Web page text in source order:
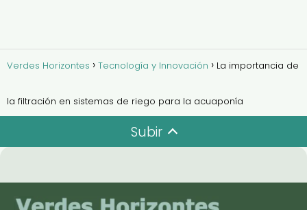
Verdes Horizontes Tecnología y Innovación La importancia de
la filtración en sistemas de riego para la acuaponía
Subir